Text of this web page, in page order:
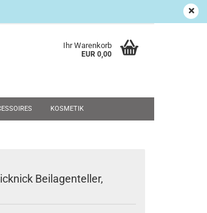
Ihr Warenkorb
EUR 0,00
KOSMETIK
Beilagenteller,